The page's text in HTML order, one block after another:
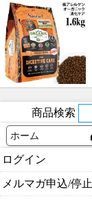
商品検索
ホーム
ログイン
メルマガ申込/停止